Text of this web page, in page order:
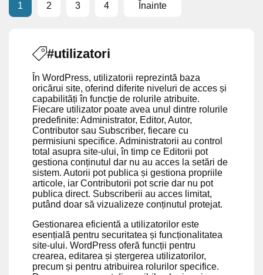
1 2 3 4 Înainte
#utilizatori
În WordPress, utilizatorii reprezintă baza
oricărui site, oferind diferite niveluri de acces și
capabilități în funcție de rolurile atribuite.
Fiecare utilizator poate avea unul dintre rolurile
predefinite: Administrator, Editor, Autor,
Contributor sau Subscriber, fiecare cu
permisiuni specifice. Administratorii au control
total asupra site-ului, în timp ce Editorii pot
gestiona conținutul dar nu au acces la setări de
sistem. Autorii pot publica și gestiona propriile
articole, iar Contributorii pot scrie dar nu pot
publica direct. Subscriberii au acces limitat,
putând doar să vizualizeze conținutul protejat.
Gestionarea eficientă a utilizatorilor este
esențială pentru securitatea și funcționalitatea
site-ului. WordPress oferă funcții pentru
crearea, editarea și ștergerea utilizatorilor,
precum și pentru atribuirea rolurilor specifice.